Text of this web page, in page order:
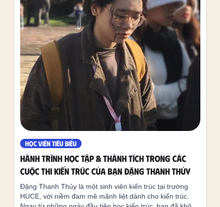
HỌC VIÊN TIÊU BIỂU
HÀNH TRÌNH HỌC TẬP & THÀNH TÍCH TRONG CÁC
CUỘC THI KIẾN TRÚC CỦA BẠN ĐẶNG THANH THỦY
Đặng Thanh Thủy là một sinh viên kiến trúc tại trường
HUCE, với niềm đam mê mãnh liệt dành cho kiến trúc.